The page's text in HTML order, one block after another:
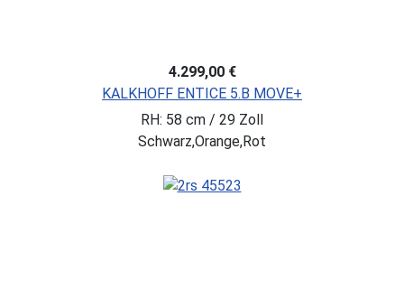
4.299,00 €
KALKHOFF ENTICE 5.B MOVE+
RH: 58 cm / 29 Zoll
Schwarz,Orange,Rot